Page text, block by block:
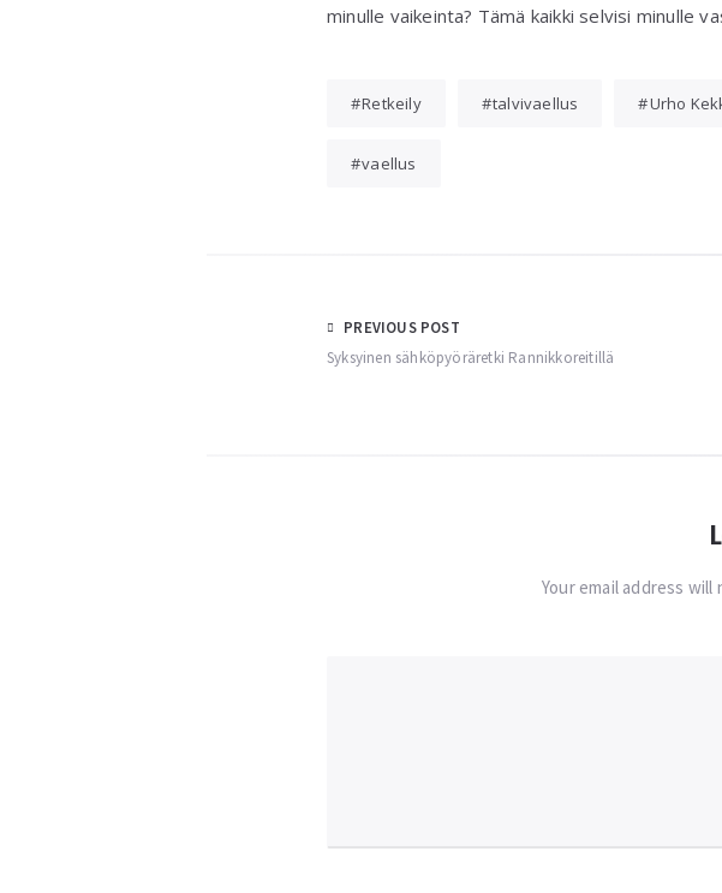
minulle vaikeinta? Tämä kaikki selvisi minulle
Retkeily talvivaellus Urho
vaellus
Post
navigation
PREVIOUS POST
Syksyinen sähköpyöräretki Rannikkoreitillä
Your email address